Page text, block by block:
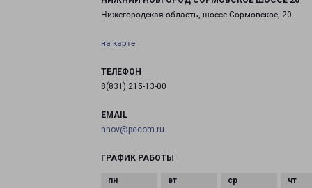
Нижегородская область, шоссе Сормовское, 20
на карте
ТЕЛЕФОН
8(831) 215-13-00
EMAIL
nnov@pecom.ru
ГРАФИК РАБОТЫ